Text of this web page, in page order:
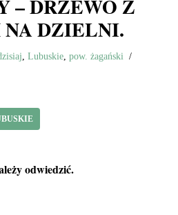
– DRZEWO Z
DZIELNI.
Lubuskie pow. żagański
odwiedzić.